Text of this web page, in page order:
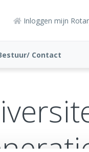
Inloggen mijn
Contact